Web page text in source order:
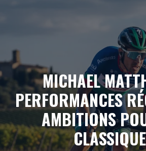
MICHAEL
PERFORMANCES
AMBITIONS